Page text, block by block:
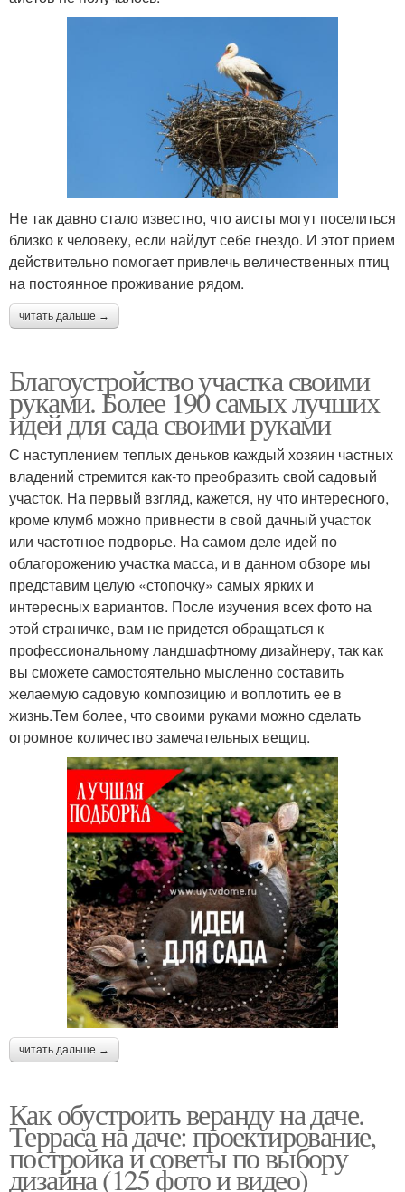
Не так давно стало известно, что аисты могут поселиться
близко к человеку, если найдут себе гнездо. И этот прием
действительно помогает привлечь величественных птиц
на постоянное проживание рядом.
читать дальше →
Благоустройство участка своими
руками. Более 190 самых лучших
идей для сада своими руками
С наступлением теплых деньков каждый хозяин частных
владений стремится как-то преобразить свой садовый
участок. На первый взгляд, кажется, ну что интересного,
кроме клумб можно привнести в свой дачный участок
или частотное подворье. На самом деле идей по
облагорожению участка масса, и в данном обзоре мы
представим целую «стопочку» самых ярких и
интересных вариантов. После изучения всех фото на
этой страничке, вам не придется обращаться к
профессиональному ландшафтному дизайнеру, так как
вы сможете самостоятельно мысленно составить
желаемую садовую композицию и воплотить ее в
жизнь.Тем более, что своими руками можно сделать
огромное количество замечательных вещиц.
читать дальше →
Как обустроить веранду на даче.
Терраса на даче: проектирование,
постройка и советы по выбору
дизайна (125 фото и видео)